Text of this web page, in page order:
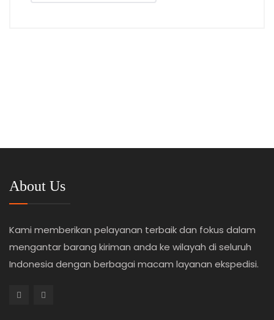
About Us
Kami memberikan pelayanan terbaik dan fokus dalam
mengantar barang kiriman anda ke wilayah di seluruh
Indonesia dengan berbagai macam layanan ekspedisi.